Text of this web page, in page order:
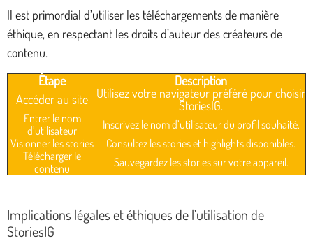
Il est primordial d’utiliser les téléchargements de manière
éthique, en respectant les droits d’auteur des créateurs de
contenu.
Étape
Description
Accéder au site Utilisez votre navigateur préféré pour choisir
StoriesIG.
Entrer le nom
d’utilisateur
Inscrivez le nom d’utilisateur du profil souhaité.
Visionner les stories
Consultez les stories et highlights disponibles.
Télécharger le
contenu
Sauvegardez les stories sur votre appareil.
Implications légales et éthiques de l’utilisation de
StoriesIG